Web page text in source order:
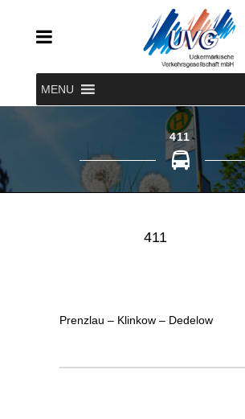
MENU
411
411
Prenzlau – Klinkow – Dedelow